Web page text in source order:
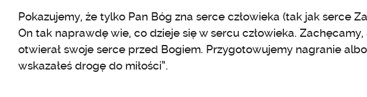
Pokazujemy, że tylko Pan Bóg zna serce człowieka (tak jak serce
On tak naprawdę wie, co dzieje się w sercu człowieka.
otwierał swoje serce przed Bogiem. Przygotowujemy nagranie
wskazałeś drogę do miłości”.